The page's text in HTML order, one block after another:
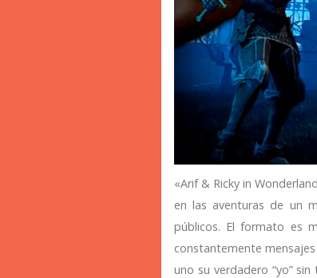
«Arif & Ricky in
en las aventuras de un
públicos. El formato es
constantemente
uno su verdadero “yo”